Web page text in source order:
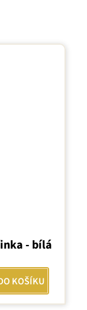
- bílá
KOŠÍKU